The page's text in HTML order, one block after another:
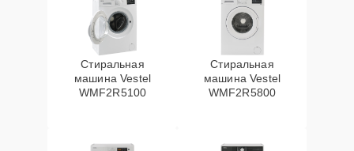
Стиральная
машина Vestel
WMF2R5100
Стиральная
машина Vestel
WMF2R5800